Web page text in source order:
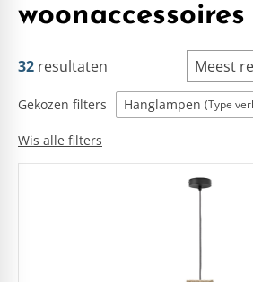
woonaccessoires
32 resultaten Meest
Gekozen filters Hanglampen Type
Wis alle filters